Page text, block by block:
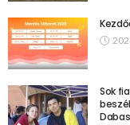
Sok